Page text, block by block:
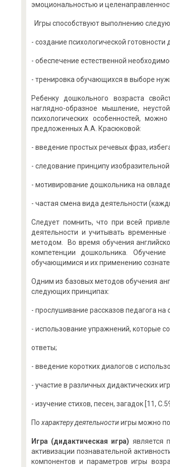
эмоциональностью и
Игры способствуют выполнению
- создание психологической
- обеспечение естественной
- тренировка обучающихся в выборе
Ребенку дошкольного возраста
наглядно-образное мышление,
психологических особенностей,
предложенных А.А. Красюковой:
- введение простых речевых фраз,
- следование принципу
- мотивирование дошкольника на
- частая смена вида деятельности
Следует помнить, что при всей
деятельности и учитывать
методом. Во время обучения
компетенции дошкольника.
обучающимися и их применению
Одним из базовых методов обучения
следующих принципах:
- прослушивание рассказов педагога на
- использование упражнений, которые
ответы;
- введение коротких диалогов с
- участие в различных дидактических
- изучение стихов, песен, загадок [11,
По характеру деятельностиигры можно
Игра (дидактическая игра) является
активизации познавательной
компонентов и параметров игры